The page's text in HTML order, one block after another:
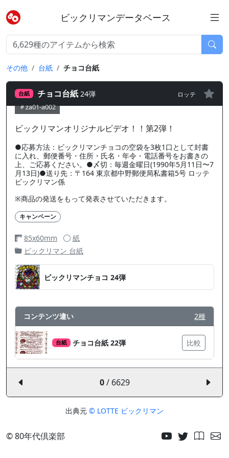
ビックリマンデータベース
その他 台紙 チョコ台紙
台紙 チョコ台紙 24弾 ロッテ
za01-a002
ビックリマンオリジナルビデオ！！第2弾！
●応募方法：ビックリマンチョコの空袋を3枚1口として封書
に入れ、郵便番号・住所・氏名・年令・電話番号をお書きの
上、ご応募ください。●〆切：毎週金曜日(1990年5月11日〜7
月13日)●送り先：〒164 東京都中野郵便局私書箱5号 ロッテ
ビックリマン係
※商品の発送をもって発表させていただきます。
キャンペーン
85x60mm
紙
ビックリマン 台紙
ビックリマンチョコ 24弾
コンテンツ違い 2種
台紙 チョコ台紙 22弾 比較
0/ 6629
出典元 © LOTTE ビックリマン
© 80年代倶楽部